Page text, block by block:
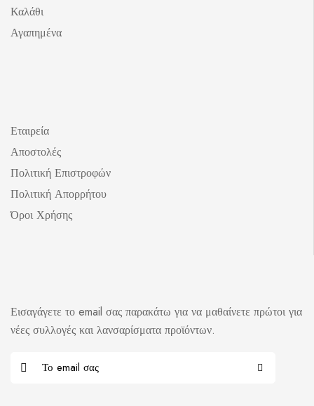
Καλάθι
Αγαπημένα
Εταιρεία
Αποστολές
Πολιτική Επιστροφών
Πολιτική Απορρήτου
Όροι Χρήσης
Εισαγάγετε το email σας παρακάτω για να μαθαίνετε πρώτοι για
νέες συλλογές και λανσαρίσματα προϊόντων.